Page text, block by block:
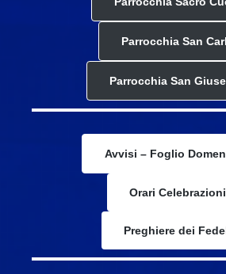
Parrocchia San
Parrocchia San
Avvisi – Foglio
Orari Celebrazioni
Preghiere dei